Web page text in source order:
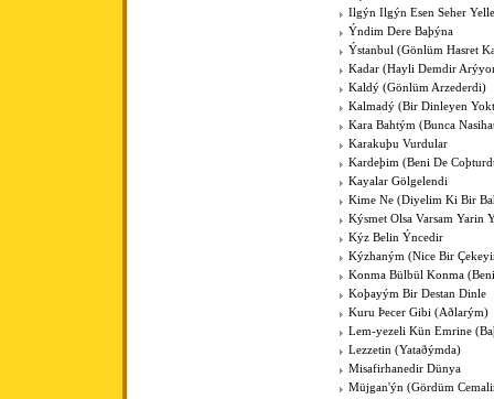
Ilgýn Ilgýn Esen Seher
Ýndim Dere Baþýna
Ýstanbul (Gönlüm Hasret
Kadar (Hayli Demdir
Kaldý (Gönlüm Arzederdi)
Kalmadý (Bir Dinleyen
Kara Bahtým (Bunca
Karakuþu Vurdular
Kardeþim (Beni De
Kayalar Gölgelendi
Kime Ne (Diyelim Ki Bir
Kýsmet Olsa Varsam Yarin
Kýz Belin Ýncedir
Kýzhaným (Nice Bir
Konma Bülbül Konma
Koþayým Bir Destan Dinle
Kuru Þecer Gibi (Aðlarým)
Lem-yezeli Kün Emrine
Lezzetin (Yataðýmda)
Misafirhanedir Dünya
Müjgan'ýn (Gördüm